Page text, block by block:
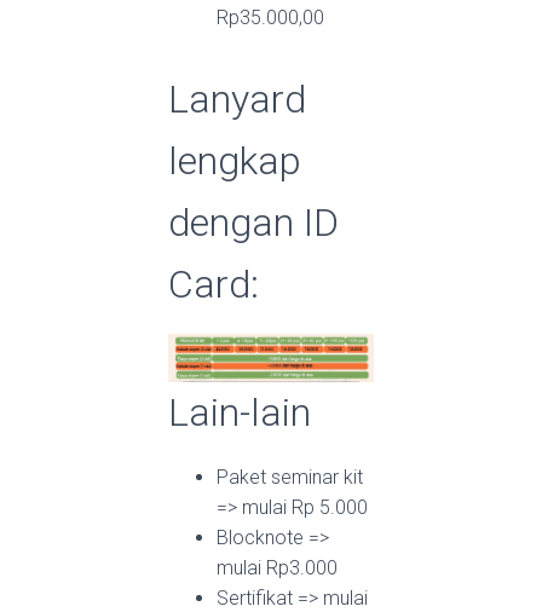
Rp35.000,00
Lanyard
lengkap
dengan ID
Card:
Lain-lain
Paket seminar kit
=> mulai Rp 5.000
Blocknote =>
mulai Rp3.000
Sertifikat => mulai